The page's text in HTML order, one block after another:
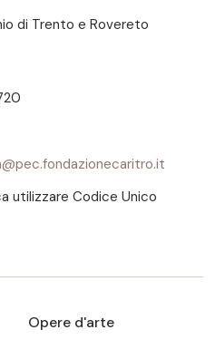
di Trento e Rovereto
utilizzare Codice Unico
Opere d'arte